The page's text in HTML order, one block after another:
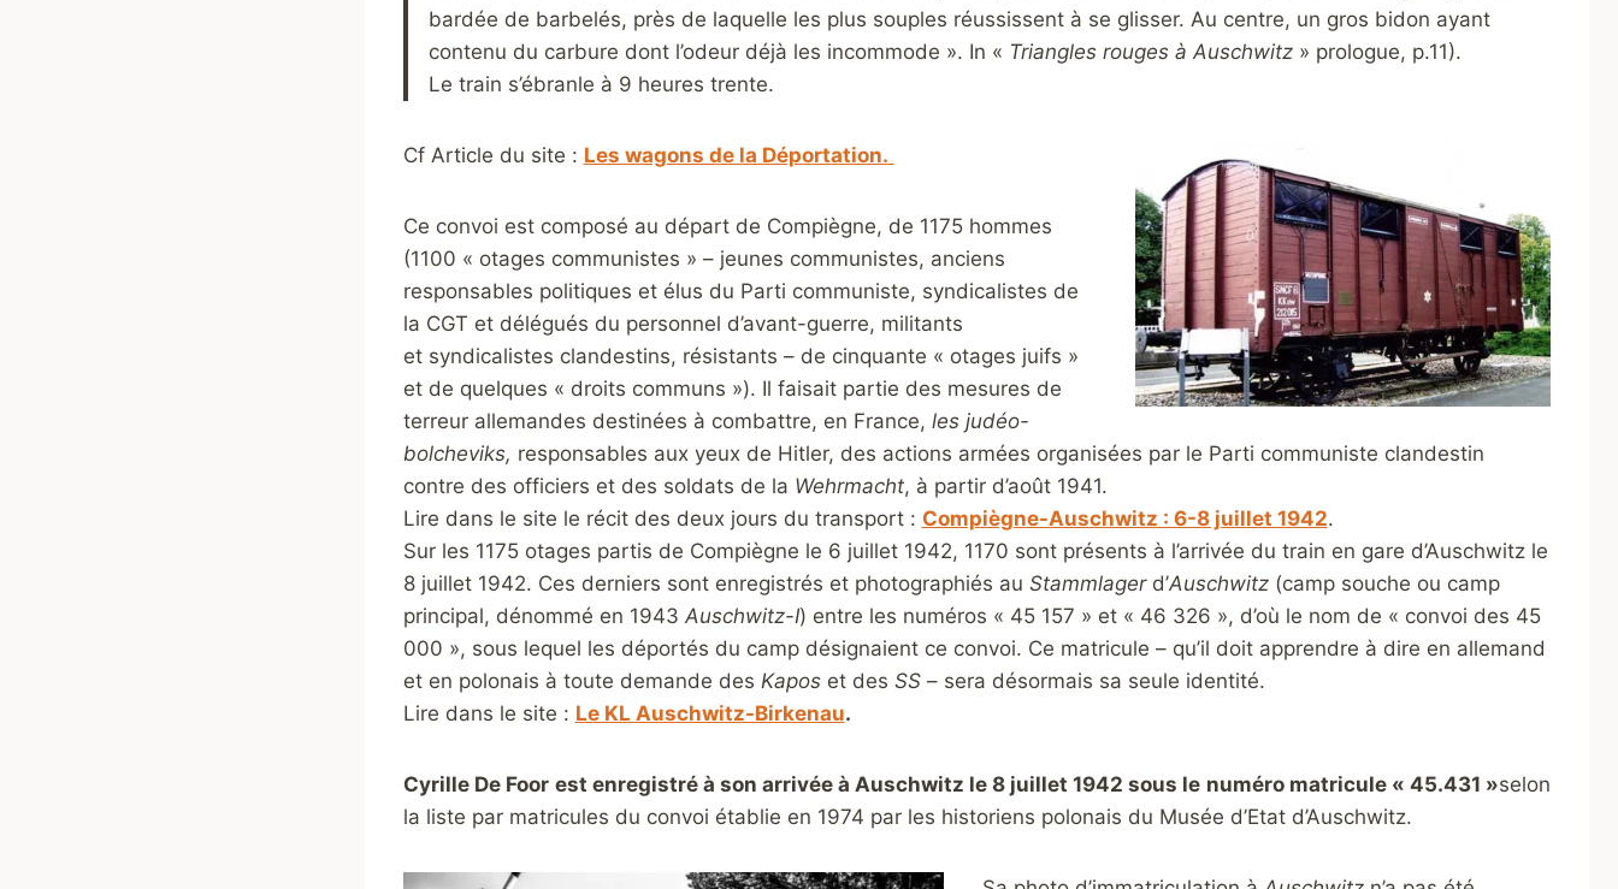
bardée de barbelés, près de laquelle les plus souples réussissent à se glisser. Au centre, un gros bidon ayant
contenu du carbure dont l’odeur déjà les incommode ». In « Triangles rouges à Auschwitz» prologue, p.11).
Le train s’ébranle à 9 heures trente.
Cf Article du site : Les wagons de la Déportation.
Ce convoi est composé au départ de Compiègne, de 1175 hommes
(1100 « otages communistes » – jeunes communistes, anciens
responsables politiques et élus du Parti communiste, syndicalistes de
la CGT et délégués du personnel d’avant-guerre, militants
et syndicalistes clandestins, résistants – de cinquante « otages juifs »
et de quelques « droits communs »). Il faisait partie des mesures de
terreur allemandes destinées à combattre, en France, les judéo-
bolcheviks, responsables aux yeux de Hitler, des actions armées organisées par le Parti communiste clandestin
contre des officiers et des soldats de la Wehrmacht, à partir d’août 1941.
Lire dans le site le récit des deux jours du transport : Compiègne-Auschwitz : 6-8 juillet 1942.
Sur les 1175 otages partis de Compiègne le 6 juillet 1942, 1170 sont présents à l’arrivée du train en gare d’Auschwitz le
8 juillet 1942. Ces derniers sont enregistrés et photographiés au Stammlagerd’Auschwitz(camp souche ou camp
principal, dénommé en 1943 Auschwitz-I) entre les numéros « 45 157 » et « 46 326 », d’où le nom de « convoi des 45
000 », sous lequel les déportés du camp désignaient ce convoi. Ce matricule – qu’il doit apprendre à dire en allemand
et en polonais à toute demande des Kaposet des SS– sera désormais sa seule identité.
Lire dans le site : Le KL Auschwitz-Birkenau.
Cyrille De Foor est enregistré à son arrivée à Auschwitz le 8 juillet 1942 sous le numéro matricule « 45.431 »selon
la liste par matricules du convoi établie en 1974 par les historiens polonais du Musée d’Etat d’Auschwitz.